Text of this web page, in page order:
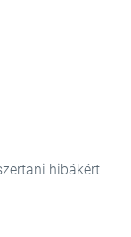
hibákért